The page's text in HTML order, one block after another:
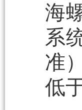
海
系
准
低